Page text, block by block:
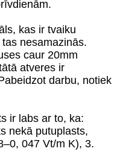
kas ir tvaiku
nesamazinās.
caur 20mm
atveres ir
darbu, notiek
ir labs ar to, ka:
nekā putuplasts,
047 Vt/m K), 3.